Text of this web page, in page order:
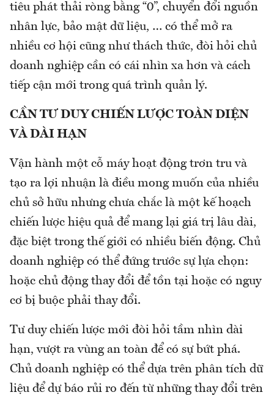
tiêu phát thải ròng bằng “0”, chuyển đổi nguồn
nhân lực, bảo mật dữ liệu, … có thể mở ra
nhiều cơ hội cũng như thách thức, đòi hỏi chủ
doanh nghiệp cần có cái nhìn xa hơn và cách
tiếp cận mới trong quá trình quản lý.
CẦN TƯ DUY CHIẾN LƯỢC TOÀN DIỆN
VÀ DÀI HẠN
Vận hành một cỗ máy hoạt động trơn tru và
tạo ra lợi nhuận là điều mong muốn của nhiều
chủ sở hữu nhưng chưa chắc là một kế hoạch
chiến lược hiệu quả để mang lại giá trị lâu dài,
đặc biệt trong thế giới có nhiều biến động. Chủ
doanh nghiệp có thể đứng trước sự lựa chọn:
hoặc chủ động thay đổi để tồn tại hoặc có nguy
cơ bị buộc phải thay đổi.
Tư duy chiến lược mới đòi hỏi tầm nhìn dài
hạn, vượt ra vùng an toàn để có sự bứt phá.
Chủ doanh nghiệp có thể dựa trên phân tích dữ
liệu để dự báo rủi ro đến từ những thay đổi trên